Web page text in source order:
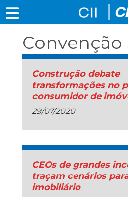
Convenção
Construção debate
transformações no
consumidor de
29/07/2020
CEOs de grandes
traçam cenários
imobiliário